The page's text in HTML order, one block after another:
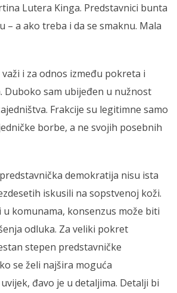
Lutera Kinga. Predstavnici bunta
– a ako treba i da se smaknu. Mala
i za odnos između pokreta i
Duboko sam ubijeđen u nužnost
Frakcije su legitimne samo
borbe, a ne svojih posebnih
demokratija nisu ista
iskusili na sopstvenoj koži.
komunama, konsenzus može biti
odluka. Za veliki pokret
stepen predstavničke
se želi najšira moguća
đavo je u detaljima. Detalji bi